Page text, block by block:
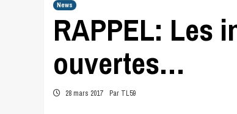
News
RAPPEL: Les
ouvertes…
28 mars 2017 Par TL59